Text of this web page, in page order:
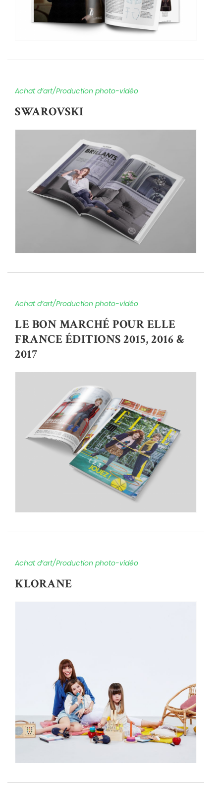
Achat d’art/Production photo-vidéo
SWAROVSKI
Achat d’art/Production photo-vidéo
LE BON MARCHÉ POUR ELLE
FRANCE ÉDITIONS 2015, 2016 &
2017
Achat d’art/Production photo-vidéo
KLORANE